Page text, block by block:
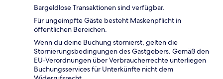
Bargeldlose Transaktionen sind verfügbar.
Für ungeimpfte Gäste besteht Maskenpflicht in
öffentlichen Bereichen.
Wenn du deine Buchung stornierst, gelten die
Stornierungsbedingungen des Gastgebers. Gemäß den
EU-Verordnungen über Verbraucherrechte unterliegen
Buchungsservices für Unterkünfte nicht dem